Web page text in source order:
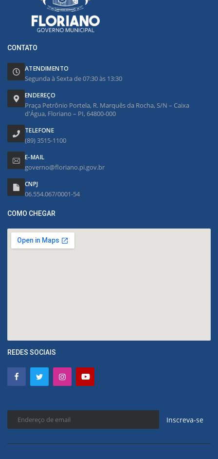
CONTATO
ATENDIMENTO
Segunda à Sexta de 07:30 às 13:30
ENDEREÇO
Praça Petrônio Portela, R. Marquês da Rocha, S/N – Caixa
d'Água, Floriano – PI, 64800-000
TELEFONE
(89) 3515-1100
E-MAIL
governo@floriano.pi.gov.br
CNPJ
06.554.067/0001-54
COMO CHEGAR
REDES SOCIAIS
Inscreva-se